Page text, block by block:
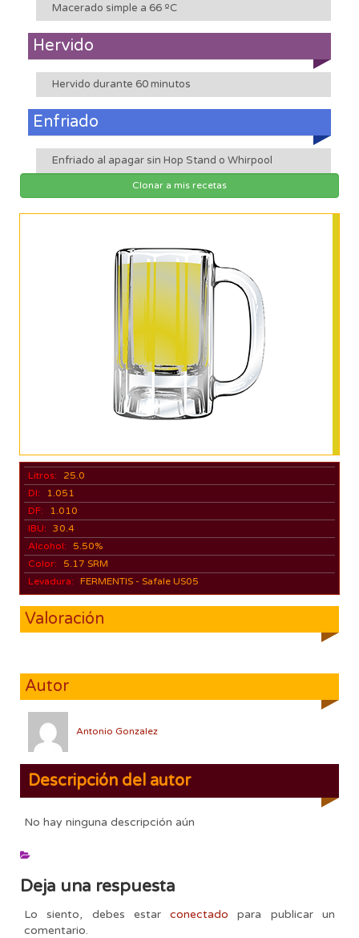
Macerado simple a 66 ºC
Hervido
Hervido durante 60 minutos
Enfriado
Enfriado al apagar sin Hop Stand o Whirpool
Clonar a mis recetas
Litros:
25.0
DI:
1.051
DF:
1.010
IBU: 30.4
Alcohol:
5.50%
Color:
5.17 SRM
Levadura: FERMENTIS - Safale US05
Valoración
Autor
Antonio Gonzalez
Descripción del autor
No hay ninguna descripción aún
Deja una respuesta
Lo siento, debes estarconectado para publicar un
comentario.